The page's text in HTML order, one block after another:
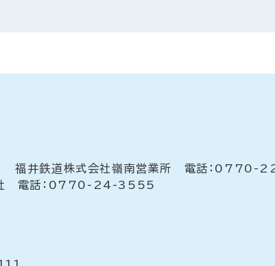
福井鉄道株式会社嶺南営業所 電話：0770-
社 電話：0770-24-3555